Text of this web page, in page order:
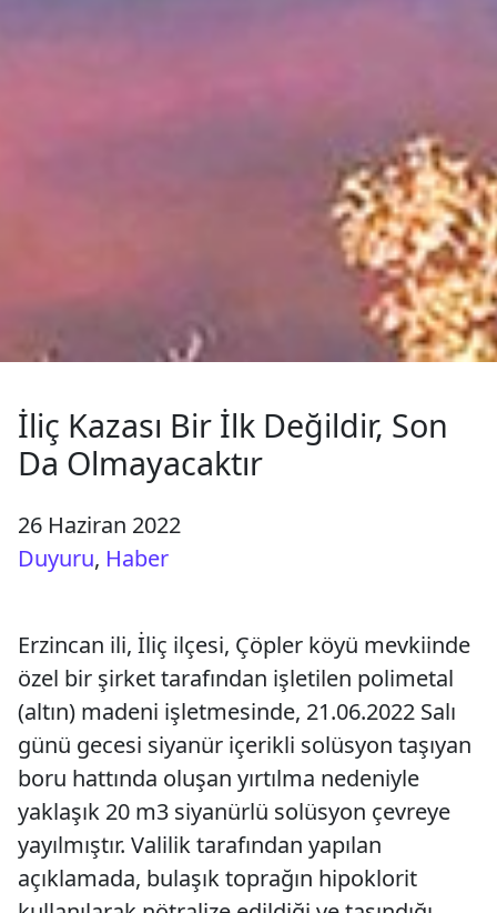
İliç Kazası Bir İlk Değildir, Son
Da Olmayacaktır
26 Haziran 2022
Duyuru, Haber
Erzincan ili, İliç ilçesi, Çöpler köyü mevkiinde
özel bir şirket tarafından işletilen polimetal
(altın) madeni işletmesinde, 21.06.2022 Salı
günü gecesi siyanür içerikli solüsyon taşıyan
boru hattında oluşan yırtılma nedeniyle
yaklaşık 20 m3 siyanürlü solüsyon çevreye
yayılmıştır. Valilik tarafından yapılan
açıklamada, bulaşık toprağın hipoklorit